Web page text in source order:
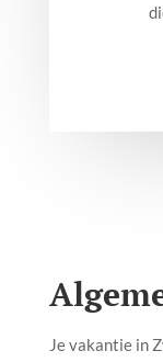
Je vakantie in